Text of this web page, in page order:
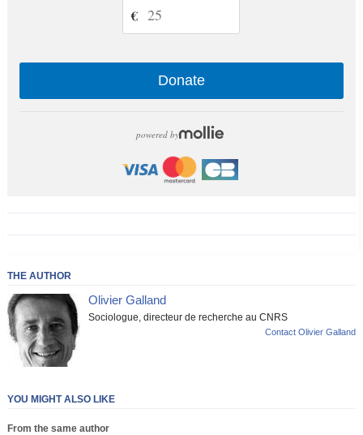
€
Donate
powered by
THE AUTHOR
Olivier Galland
Sociologue, directeur de recherche au CNRS
Contact Olivier Galland
YOU MIGHT ALSO LIKE
From the same author